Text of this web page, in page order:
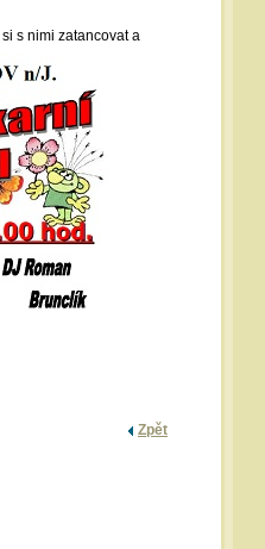
s nimi zatancovat a
Zpět